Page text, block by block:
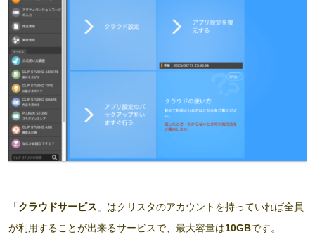
「クラウドサービス 」はクリスタのアカウントを持っていれば全員
が利用することが出来るサービスで、最大容量は10GBです。